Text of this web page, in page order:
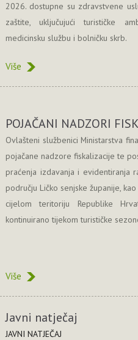
2026. dostupne su zdravstvene
zaštite, uključujući turističke
medicinsku službu i bolničku skrb.
Više
POJAČANI NADZORI
Ovlašteni službenici Ministarstva
pojačane nadzore fiskalizacije te
praćenja izdavanja i evidentiranja
području Ličko senjske županije, kao
cijelom teritoriju Republike
kontinuirano tijekom turističke
Više
Javni natječaj
JAVNI NATJEČAJ